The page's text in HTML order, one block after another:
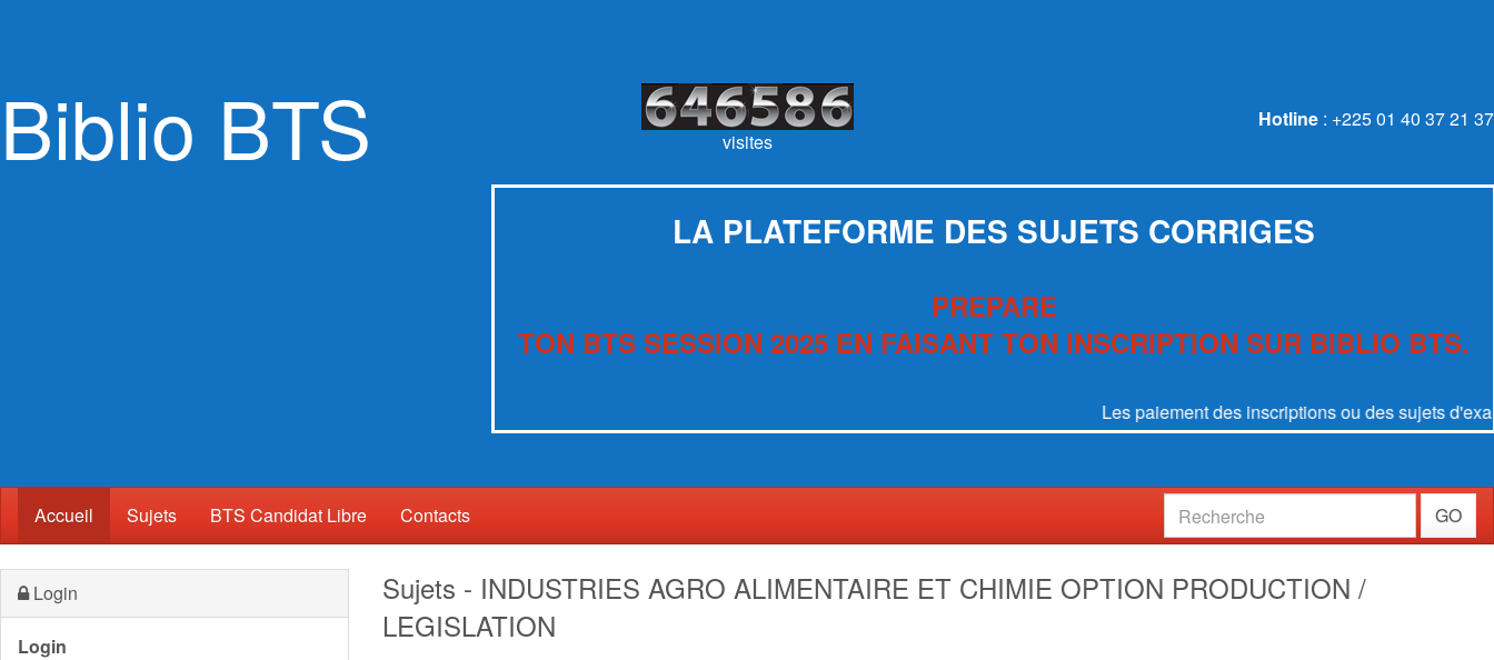
Biblio BTS visites
Hotline : +225 01 40 37 21 37
LA PLATEFORME DES SUJETS CORRIGES
PREPARE
TON BTS SESSION 2025 EN FAISANT TON INSCRIPTION SUR BIBLIO BTS.
Les paiement des inscriptions ou des sujets d'examen se
Accueil (current)
Sujets BTS Candidat Libre Contacts GO
Login
Login
Sujets - INDUSTRIES AGRO ALIMENTAIRE ET CHIMIE OPTION PRODUCTION /
LEGISLATION